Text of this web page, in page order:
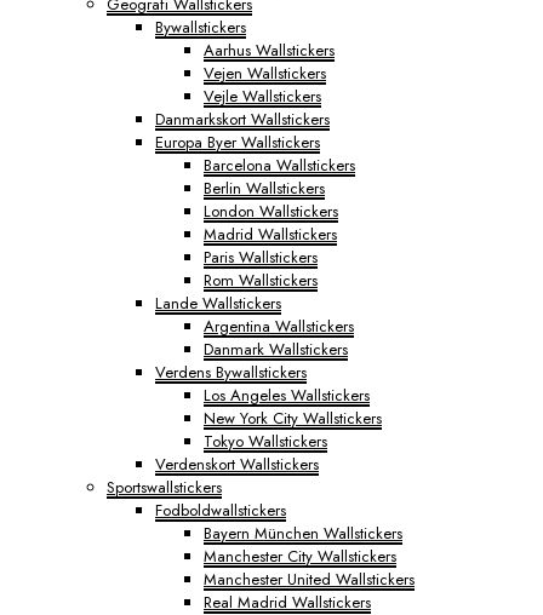
Bywallstickers
Aarhus Wallstickers
Vejen Wallstickers
Vejle Wallstickers
Danmarkskort Wallstickers
Europa Byer Wallstickers
Barcelona Wallstickers
Berlin Wallstickers
London Wallstickers
Madrid Wallstickers
Paris Wallstickers
Rom Wallstickers
Lande Wallstickers
Argentina Wallstickers
Danmark Wallstickers
Verdens Bywallstickers
Los Angeles Wallstickers
New York City Wallstickers
Tokyo Wallstickers
Verdenskort Wallstickers
Sportswallstickers
Fodboldwallstickers
Bayern München Wallstickers
Manchester City Wallstickers
Manchester United Wallstickers
Real Madrid Wallstickers